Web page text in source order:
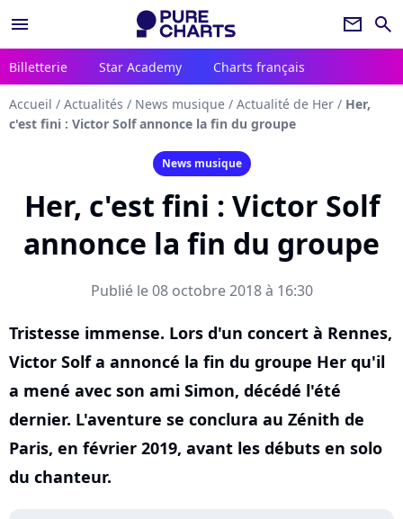
menu newsletter search
Billetterie Star Academy Charts français
Accueil / Actualités / News musique / Actualité de Her / Her,
c'est fini : Victor Solf annonce la fin du groupe
News musique
Her, c'est fini : Victor Solf
annonce la fin du groupe
Publié le 08 octobre 2018 à 16:30
Tristesse immense. Lors d'un concert à Rennes,
Victor Solf a annoncé la fin du groupe Her qu'il
a mené avec son ami Simon, décédé l'été
dernier. L'aventure se conclura au Zénith de
Paris, en février 2019, avant les débuts en solo
du chanteur.